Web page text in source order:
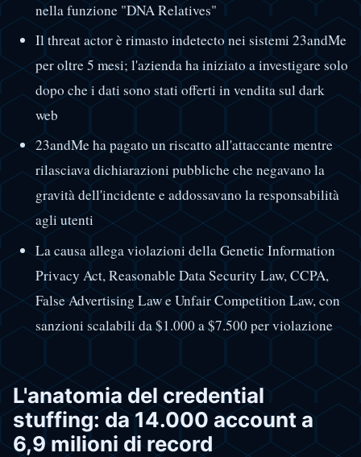
nella funzione "DNA Relatives"
Il threat actor è rimasto indetecto nei sistemi 23andMe
per oltre 5 mesi; l'azienda ha iniziato a investigare solo
dopo che i dati sono stati offerti in vendita sul dark
web
23andMe ha pagato un riscatto all'attaccante mentre
rilasciava dichiarazioni pubbliche che negavano la
gravità dell'incidente e addossavano la responsabilità
agli utenti
La causa allega violazioni della Genetic Information
Privacy Act, Reasonable Data Security Law, CCPA,
False Advertising Law e Unfair Competition Law, con
sanzioni scalabili da $1.000 a $7.500 per violazione
L'anatomia del credential
stuffing: da 14.000 account a
6,9 milioni di record